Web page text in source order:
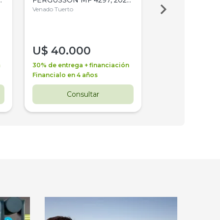
4WD, PATON
Venado Tuerto
U$ 40.000
30% de entrega + financiación
Financialo en 4 años
Consultar
Venado Tuerto